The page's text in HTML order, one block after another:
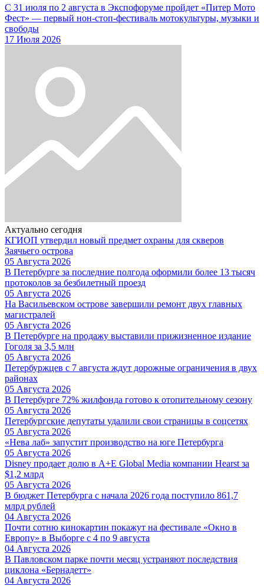
С 31 июля по 2 августа в Экспофоруме пройдет «Питер Мото
Фест» — первый нон-стоп-фестиваль мотокультуры, музыки и
свободы
17 Июля 2026
Актуально сегодня
КГИОП утвердил новый предмет охраны для скверов
Заячьего острова
05 Августа 2026
В Петербурге за последние полгода оформили более 13 тысяч
протоколов за безбилетный проезд
05 Августа 2026
На Васильевском острове завершили ремонт двух главных
магистралей
05 Августа 2026
В Петербурге на продажу выставили прижизненное издание
Гоголя за 3,5 млн
05 Августа 2026
Петербуржцев с 7 августа ждут дорожные ограничения в двух
районах
05 Августа 2026
В Петербурге 72% жилфонда готово к отопительному сезону
05 Августа 2026
Петербургские депутаты удалили свои страницы в соцсетях
05 Августа 2026
«Нева лаб» запустит производство на юге Петербурга
05 Августа 2026
Disney продает долю в A+E Global Media компании Hearst за
$1,2 млрд
05 Августа 2026
В бюджет Петербурга с начала 2026 года поступило 861,7
млрд рублей
04 Августа 2026
Почти сотню кинокартин покажут на фестивале «Окно в
Европу» в Выборге с 4 по 9 августа
04 Августа 2026
В Павловском парке почти месяц устраняют последствия
циклона «Бернадетт»
04 Августа 2026